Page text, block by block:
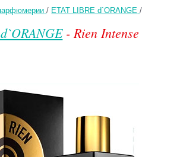
/ ETAT LIBRE d`ORANGE /
- Rien Intense